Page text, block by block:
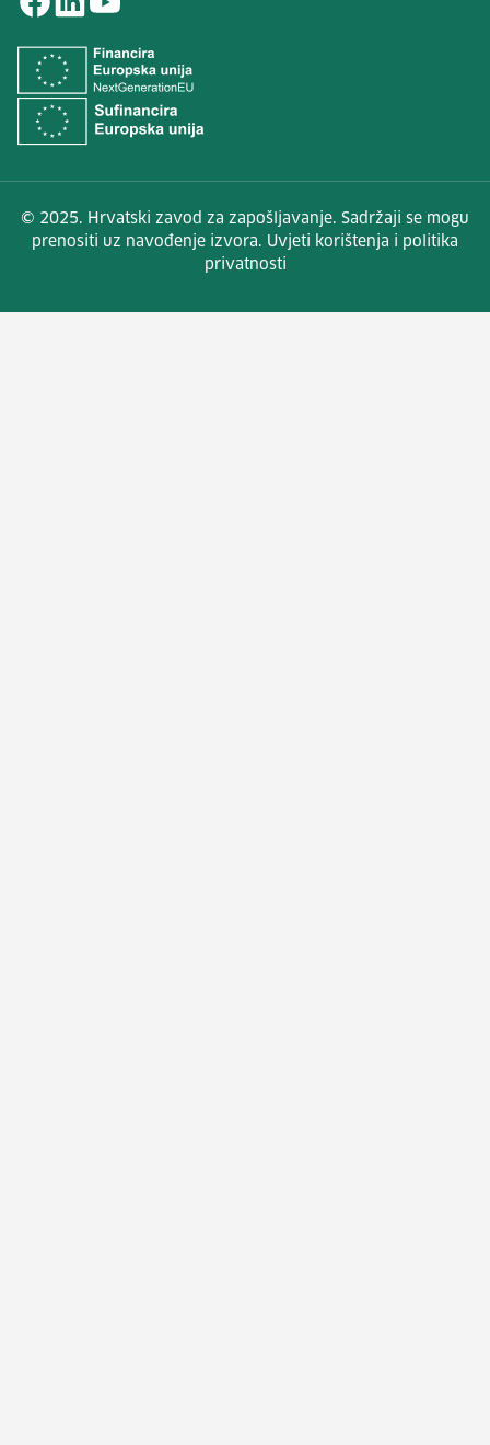
© 2025. Hrvatski zavod za zapošljavanje. Sadržaji se mogu
prenositi uz navođenje izvora. Uvjeti korištenja i politika
privatnosti